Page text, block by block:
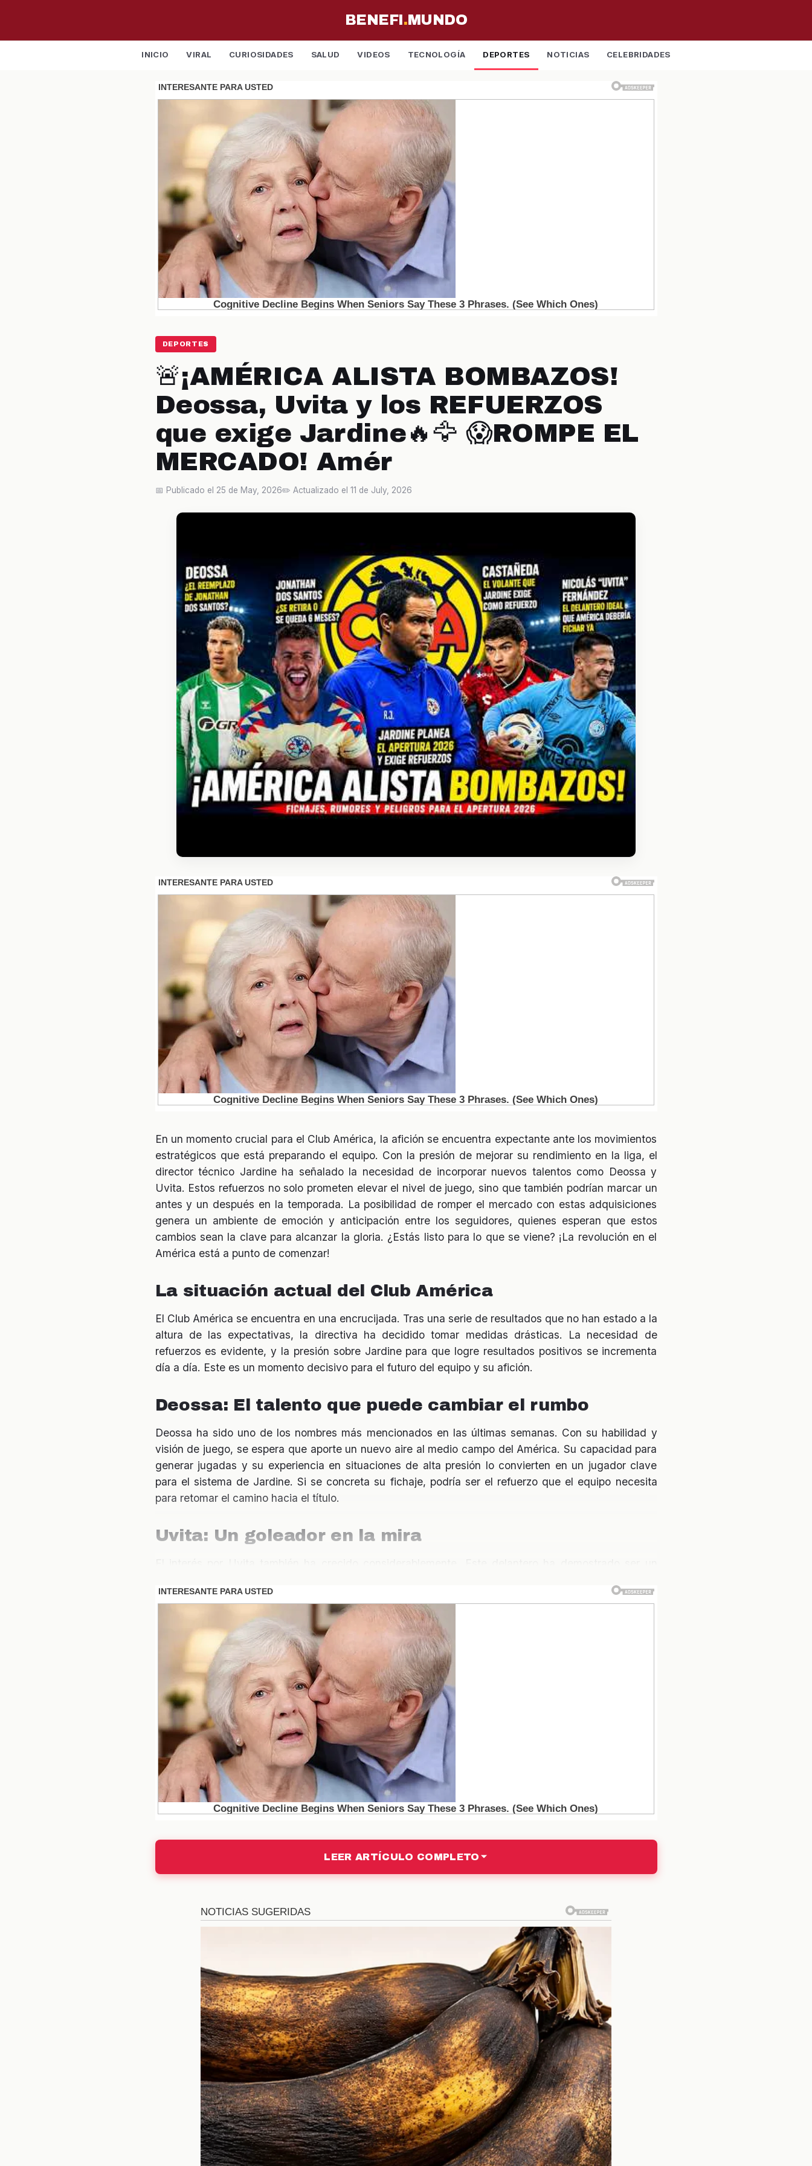
BENEFI . MUNDO
INICIO VIRAL CURIOSIDADES SALUD VIDEOS TECNOLOGÍA DEPORTES NOTICIAS CELEBRIDADES
DEPORTES
🚨¡AMÉRICA ALISTA BOMBAZOS!
Deossa, Uvita y los REFUERZOS
que exige Jardine🔥🦅 😱ROMPE EL
MERCADO! Amér
📅 Publicado el 25 de May, 2026✏️ Actualizado el 11 de July, 2026
En un momento crucial para el Club América, la afición se encuentra expectante ante los movimientos
estratégicos que está preparando el equipo. Con la presión de mejorar su rendimiento en la liga, el
director técnico Jardine ha señalado la necesidad de incorporar nuevos talentos como Deossa y
Uvita. Estos refuerzos no solo prometen elevar el nivel de juego, sino que también podrían marcar un
antes y un después en la temporada. La posibilidad de romper el mercado con estas adquisiciones
genera un ambiente de emoción y anticipación entre los seguidores, quienes esperan que estos
cambios sean la clave para alcanzar la gloria. ¿Estás listo para lo que se viene? ¡La revolución en el
América está a punto de comenzar!
La situación actual del Club América
El Club América se encuentra en una encrucijada. Tras una serie de resultados que no han estado a la
altura de las expectativas, la directiva ha decidido tomar medidas drásticas. La necesidad de
refuerzos es evidente, y la presión sobre Jardine para que logre resultados positivos se incrementa
día a día. Este es un momento decisivo para el futuro del equipo y su afición.
Deossa: El talento que puede cambiar el rumbo
Deossa ha sido uno de los nombres más mencionados en las últimas semanas. Con su habilidad y
visión de juego, se espera que aporte un nuevo aire al medio campo del América. Su capacidad para
generar jugadas y su experiencia en situaciones de alta presión lo convierten en un jugador clave
para el sistema de Jardine. Si se concreta su fichaje, podría ser el refuerzo que el equipo necesita
para retomar el camino hacia el título.
Uvita: Un goleador en la mira
cruciales. Su llegada al América podría proporcionar la chispa necesaria para mejorar la ofensiva del
equipo. Con un historial de actuaciones destacadas, la afición espera que Uvita se convierta en un
referente en el ataque.
Las exigencias de Jardine
Jardine ha dejado claro que no se conforma con menos. Su visión para el equipo implica un cambio
radical en la plantilla, y su insistencia en la llegada de refuerzos es un reflejo de su compromiso por
llevar al América a la cima. En sus declaraciones, ha enfatizado la importancia de contar con
jugadores que no solo sean talentosos, sino que también se adapten a su estilo de juego. La presión
sobre la directiva para cumplir con estas exigencias es palpable.
Impacto en el mercado de fichajes
desencadenar una serie de movimientos en el mercado de fichajes. Otros clubes estarán atentos a
estas incorporaciones, lo que podría generar un efecto dominó en la liga. Los equipos rivales,
conscientes del potencial que estos jugadores aportan, podrían verse obligados a reaccionar, lo que
El impacto de los refuerzos en la plantilla
La incorporación de nuevos jugadores como Deossa y Uvita puede transformar la dinámica del
equipo. Estos refuerzos no solo aportan calidad, sino que también generan competencia interna, lo
que puede elevar el rendimiento de todos los jugadores. Un plantel más fuerte y versátil es crucial
para afrontar los retos de la temporada. La llegada de estos talentos podría marcar un cambio
significativo en la forma en que el América juega y se prepara para cada partido.
Expectativas de la afición
La afición del Club América tiene grandes expectativas respecto a los nuevos fichajes. La historia del
club está llena de momentos memorables, y los seguidores esperan que Deossa y Uvita sean parte
de la próxima gran historia. Algunos de los aspectos que la afición espera ver son:
Desempeño destacado en los partidos.
Química con el resto del equipo.
LEER ARTÍCULO COMPLETO